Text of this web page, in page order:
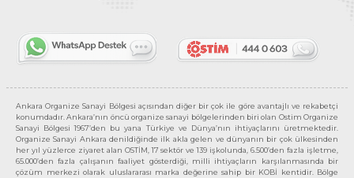
Ankara Organize Sanayi Bölgesi açısından diğer bir çok ile göre avantajlı ve rekabetçi
konumdadır. Ankara’nın öncü organize sanayi bölgelerinden biri olan Ostim Organize
Sanayi Bölgesi 1967’den bu yana Türkiye ve Dünya’nın ihtiyaçlarını üretmektedir.
Organize Sanayi Ankara denildiğinde ilk akla gelen ve dünyanın bir çok ülkesinden
her yıl yüzlerce ziyaret alan OSTİM, 17 sektör ve 139 işkolunda, 6.500’den fazla işletme,
65.000’den fazla çalışanın faaliyet gösterdiği, milli ihtiyaçların karşılanmasında bir
çözüm merkezi olarak uluslararası marka değerine sahip bir KOBİ kentidir. Bölge